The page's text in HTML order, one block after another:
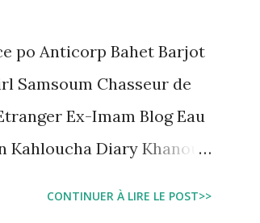
po Anticorp Bahet Barjot
Samsoum Chasseur de
Ex-Imam Blog Eau
Kahloucha Diary Khanouf
CONTINUER À LIRE LE POST>>